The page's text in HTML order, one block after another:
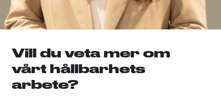
Vill du veta mer om
vårt hållbarhets
arbete?